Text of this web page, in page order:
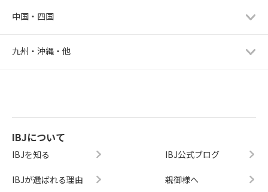
中国・四国
九州・沖縄・他
IBJについて
IBJを知る
IBJが選ばれる理由
IBJ公式ブログ
親御様へ